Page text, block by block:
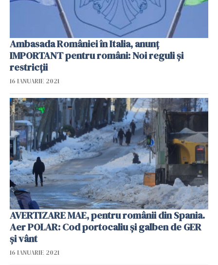
Ambasada României în Italia, anunț
IMPORTANT pentru români: Noi reguli și
restricții
16 IANUARIE 2021
AVERTIZARE MAE, pentru românii din Spania.
Aer POLAR: Cod portocaliu și galben de GER
și vânt
16 IANUARIE 2021